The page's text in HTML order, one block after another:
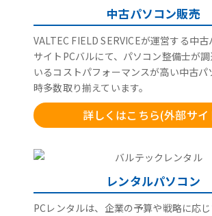
中古パソコン販売
VALTEC FIELD SERVICEが運営する中
サイトPCバルにて、パソコン整備士が
いるコストパフォーマンスが高い中古パ
時多数取り揃えています。
詳しくはこちら(外部サイ
レンタルパソコン
PCレンタルは、企業の予算や戦略に応